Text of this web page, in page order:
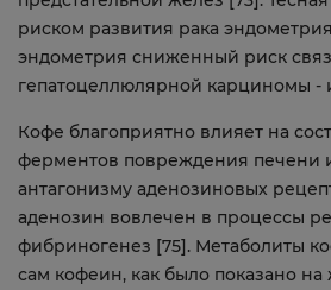
риском развития рака
эндометрия сниженный риск
гепатоцеллюлярной карциномы
Кофе благоприятно влияет на
ферментов повреждения печени
антагонизму аденозиновых
аденозин вовлечен в процессы
фибриногенез [75]. Метаболиты
сам кофеин, как было показано